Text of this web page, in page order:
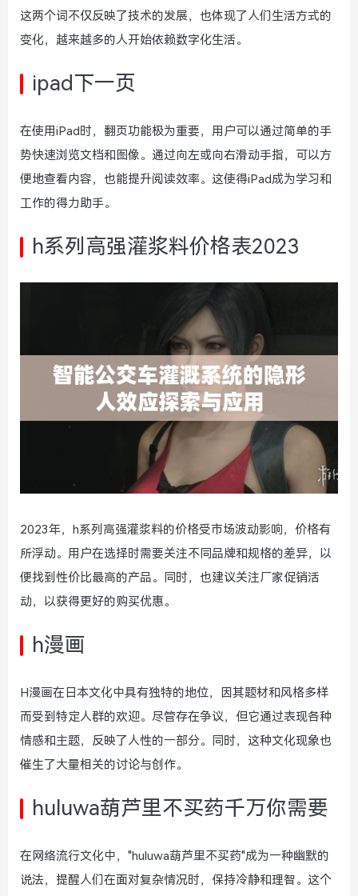
这两个词不仅反映了技术的发展，也体现了人们生活方式的
变化，越来越多的人开始依赖数字化生活。
ipad下一页
在使用iPad时，翻页功能极为重要，用户可以通过简单的手
势快速浏览文档和图像。通过向左或向右滑动手指，可以方
便地查看内容，也能提升阅读效率。这使得iPad成为学习和
工作的得力助手。
h系列高强灌浆料价格表2023
2023年，h系列高强灌浆料的价格受市场波动影响，价格有
所浮动。用户在选择时需要关注不同品牌和规格的差异，以
便找到性价比最高的产品。同时，也建议关注厂家促销活
动，以获得更好的购买优惠。
h漫画
H漫画在日本文化中具有独特的地位，因其题材和风格多样
而受到特定人群的欢迎。尽管存在争议，但它通过表现各种
情感和主题，反映了人性的一部分。同时，这种文化现象也
催生了大量相关的讨论与创作。
huluwa葫芦里不买药千万你需要
在网络流行文化中，"huluwa葫芦里不买药"成为一种幽默的
说法，提醒人们在面对复杂情况时，保持冷静和理智。这个